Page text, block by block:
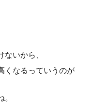
いから、
くなるっていうのが